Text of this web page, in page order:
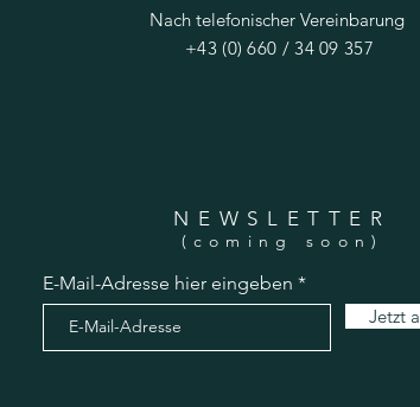
Nach telefonischer Vereinbarung
+43 (0) 660 / 34 09 357
NEWSLETTER
(coming soon)
E-Mail-Adresse hier eingeben
Jetzt